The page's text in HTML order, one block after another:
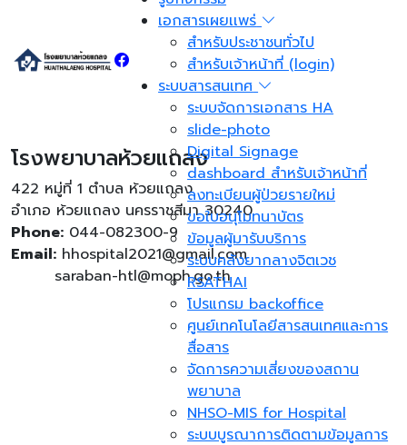
เอกสารเผยเเพร่
สำหรับประชาชนทั่วไป
สำหรับเจ้าหน้าที่ (login)
ระบบสารสนเทศ
ระบบจัดการเอกสาร HA
slide-photo
Digital Signage
dashboard สำหรับเจ้าหน้าที่
ลงทะเบียนผู้ป่วยรายใหม่
ขอใบอนุโมทนาบัตร
ข้อมูลผู้มารับบริการ
ระบบคลังยากลางจิตเวช
RSATHAI
โปรแกรม backoffice
ศูนย์เทคโนโลยีสารสนเทศและการ
สื่อสาร
จัดการความเสี่ยงของสถาน
พยาบาล
NHSO-MIS for Hospital
ระบบบูรณาการติดตามข้อมูลการ
โรงพยาบาลห้วยแถลง
422 หมู่ที่ 1 ตำบล ห้วยแถลง
อำเภอ ห้วยแถลง นครราชสีมา 30240
Phone: 044-082300-9
Email: hhospital2021@gmail.com
saraban-htl@moph.go.th